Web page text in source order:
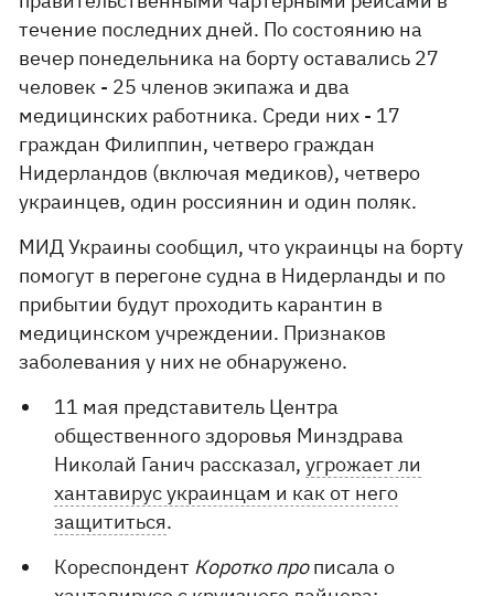
течение последних дней. По состоянию на
вечер понедельника на борту оставались 27
человек - 25 членов экипажа и два
медицинских работника. Среди них - 17
граждан Филиппин, четверо граждан
Нидерландов (включая медиков), четверо
украинцев, один россиянин и один поляк.
МИД Украины сообщил, что украинцы на борту
помогут в перегоне судна в Нидерланды и по
прибытии будут проходить карантин в
медицинском учреждении. Признаков
заболевания у них не обнаружено.
11 мая представитель Центра
общественного здоровья Минздрава
Николай Ганич рассказал,угрожает ли
хантавирус украинцам и как от него
защититься.
Кореспондент Коротко прописала о